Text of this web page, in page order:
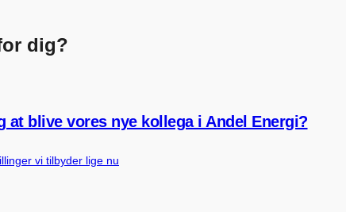
dig?
at blive vores nye kollega i Andel Energi?
vi tilbyder lige nu